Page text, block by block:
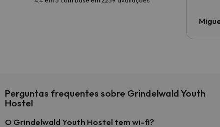
Perguntas frequentes sobre Grindelwald Youth
Hostel
O Grindelwald Youth Hostel tem wi-fi?